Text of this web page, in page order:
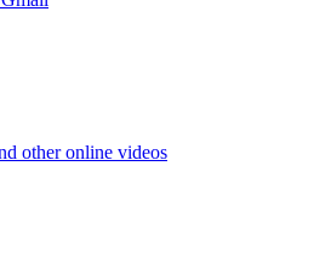
other online videos